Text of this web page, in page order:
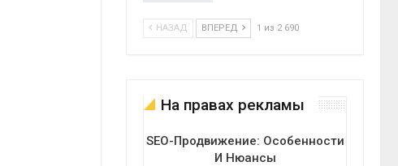
НАЗАД ВПЕРЕД 1 из 2 690
На правах рекламы
SEO-Продвижение: Особенности
И Нюансы